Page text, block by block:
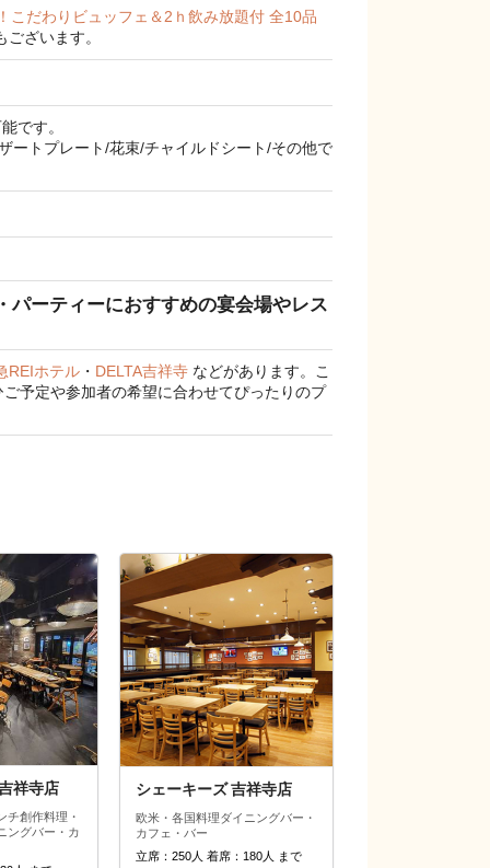
こだわりビュッフェ＆2ｈ飲み放題付 全10品
ざいます。
です。
ートプレート/花束/チャイルドシート/その他で
パーティーにおすすめの宴会場やレス
REIホテル ・ DELTA吉祥寺 などがあります。こ
予定や参加者の希望に合わせてぴったりのプ
祥寺店
チ創作料理・
ングバー・カ
シェーキーズ 吉祥寺店
欧米・各国料理ダイニングバー・
カフェ・バー
立席：250人 着席：180人 まで